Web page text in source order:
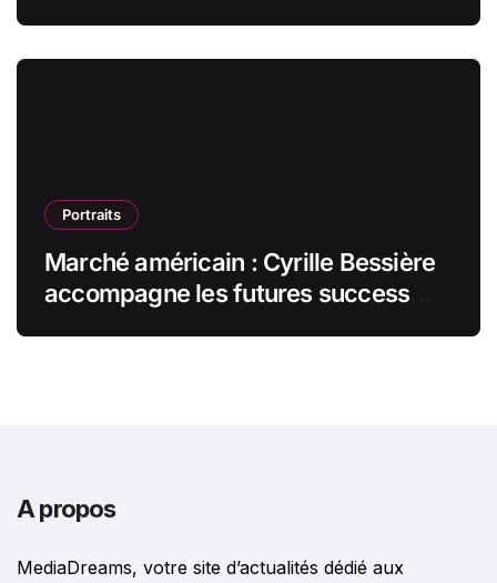
Portraits
Marché américain : Cyrille Bessière
accompagne les futures success
A propos
MediaDreams, votre site d’actualités dédié aux